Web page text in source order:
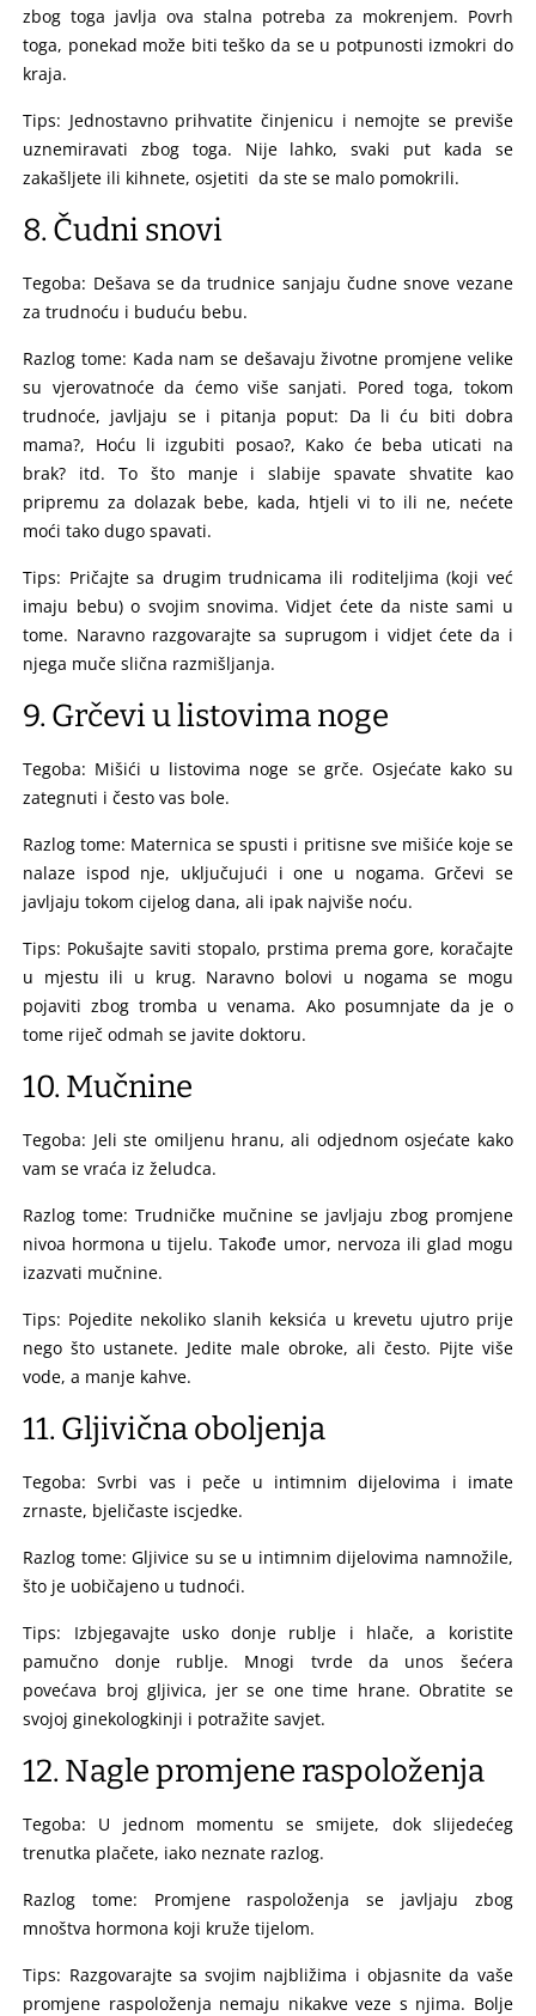
zbog toga javlja ova stalna potreba za mokrenjem. Povrh
toga, ponekad može biti teško da se u potpunosti izmokri do
kraja.
Tips: Jednostavno prihvatite činjenicu i nemojte se previše
uznemiravati zbog toga. Nije lahko, svaki put kada se
zakašljete ili kihnete, osjetiti da ste se malo pomokrili.
8. Čudni snovi
Tegoba: Dešava se da trudnice sanjaju čudne snove vezane
za trudnoću i buduću bebu.
Razlog tome: Kada nam se dešavaju životne promjene velike
su vjerovatnoće da ćemo više sanjati. Pored toga, tokom
trudnoće, javljaju se i pitanja poput: Da li ću biti dobra
mama?, Hoću li izgubiti posao?, Kako će beba uticati na
brak? itd. To što manje i slabije spavate shvatite kao
pripremu za dolazak bebe, kada, htjeli vi to ili ne, nećete
moći tako dugo spavati.
Tips: Pričajte sa drugim trudnicama ili roditeljima (koji već
imaju bebu) o svojim snovima. Vidjet ćete da niste sami u
tome. Naravno razgovarajte sa suprugom i vidjet ćete da i
njega muče slična razmišljanja.
9. Grčevi u listovima noge
Tegoba: Mišići u listovima noge se grče. Osjećate kako su
zategnuti i često vas bole.
Razlog tome: Maternica se spusti i pritisne sve mišiće koje se
nalaze ispod nje, uključujući i one u nogama. Grčevi se
javljaju tokom cijelog dana, ali ipak najviše noću.
Tips: Pokušajte saviti stopalo, prstima prema gore, koračajte
u mjestu ili u krug. Naravno bolovi u nogama se mogu
pojaviti zbog tromba u venama. Ako posumnjate da je o
tome riječ odmah se javite doktoru.
10. Mučnine
Tegoba: Jeli ste omiljenu hranu, ali odjednom osjećate kako
vam se vraća iz želudca.
Razlog tome: Trudničke mučnine se javljaju zbog promjene
nivoa hormona u tijelu. Takođe umor, nervoza ili glad mogu
izazvati mučnine.
Tips: Pojedite nekoliko slanih keksića u krevetu ujutro prije
nego što ustanete. Jedite male obroke, ali često. Pijte više
vode, a manje kahve.
11. Gljivična oboljenja
Tegoba: Svrbi vas i peče u intimnim dijelovima i imate
zrnaste, bjeličaste iscjedke.
Razlog tome: Gljivice su se u intimnim dijelovima namnožile,
što je uobičajeno u tudnoći.
Tips: Izbjegavajte usko donje rublje i hlače, a koristite
pamučno donje rublje. Mnogi tvrde da unos šećera
povećava broj gljivica, jer se one time hrane. Obratite se
svojoj ginekologkinji i potražite savjet.
12. Nagle promjene raspoloženja
Tegoba: U jednom momentu se smijete, dok slijedećeg
trenutka plačete, iako neznate razlog.
Razlog tome: Promjene raspoloženja se javljaju zbog
mnoštva hormona koji kruže tijelom.
Tips: Razgovarajte sa svojim najbližima i objasnite da vaše
promjene raspoloženja nemaju nikakve veze s njima. Bolje